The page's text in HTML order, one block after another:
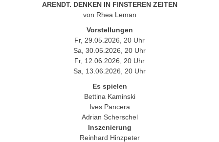
ARENDT. DENKEN IN FINSTEREN ZEITEN
von Rhea Leman
Vorstellungen
Fr, 29.05.2026, 20 Uhr
Sa, 30.05.2026, 20 Uhr
Fr, 12.06.2026, 20 Uhr
Sa, 13.06.2026, 20 Uhr
Es spielen
Bettina Kaminski
Ives Pancera
Adrian Scherschel
Inszenierung
Reinhard Hinzpeter